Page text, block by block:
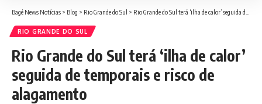
Bagé News Notícias > Blog > Rio Grande do Sul > Rio Grande do Sul terá ‘ilha de calor’ seguida de temporais e risco de alagamento
RIO GRANDE DO SUL
Rio Grande do Sul terá ‘ilha de calor’
seguida de temporais e risco de
alagamento